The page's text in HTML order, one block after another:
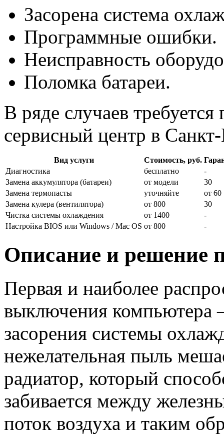
Засорена система
Программные ошибки.
Неисправность
Поломка батареи.
В ряде случаев
сервисный центр в
Вид услуги Стоимость, руб.
Диагностика
бесплатно
-
Замена аккумулятора (батареи)
от модели
30
Замена термопасты
уточняйте
от 60
Замена кулера (вентилятора)
от 800
30
Чистка системы охлаждения
от 1400
-
Настройка BIOS или Windows / Mac OS от 800 -
Описание и решение
Первая и наиболее
выключения компьютера
засорения системы
нежелательная пыль
радиатор, который
забивается между
поток воздуха и таким